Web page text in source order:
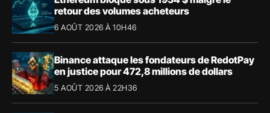
retour des volumes acheteurs
6 AOÛT 2026 À 10H46
Binance attaque les fondateurs de RedotPay
en justice pour 472,8 millions de dollars
5 AOÛT 2026 À 22H36